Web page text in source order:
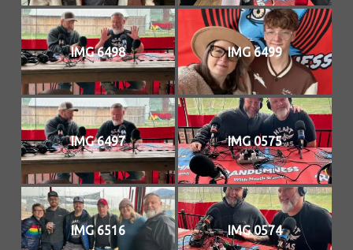
IMG 6498 IMG 6499
IMG 6497 IMG 0575
IMG 6516 IMG 0574